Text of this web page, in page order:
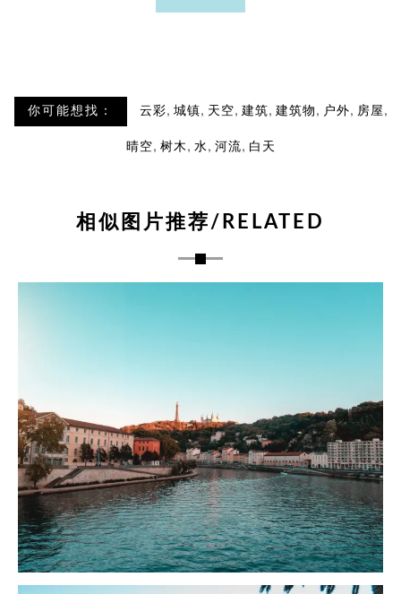
你可能想找： 云彩, 城镇, 天空, 建筑, 建筑物 , 户外, 房屋 ,
晴空, 树木 , 水, 河流, 白天
相似图片推荐/RELATED